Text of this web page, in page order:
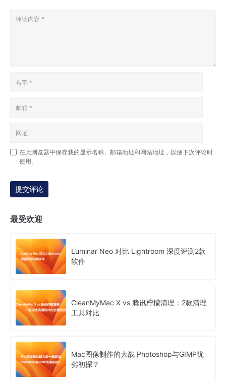
在此浏览器中保存我的显示名称、邮箱地址和网站地址，以便下次评论时
使用。
提交评论
最受欢迎
Luminar Neo 对比 Lightroom 深度评测2款
软件
CleanMyMac X vs 腾讯柠檬清理：2款清理
工具对比
Mac图像制作的大战 Photoshop与GIMP优
劣初探？